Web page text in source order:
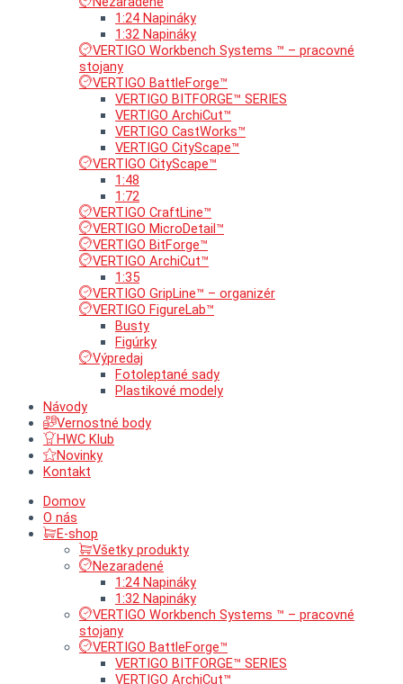
1:24 Napináky
1:32 Napináky
VERTIGO Workbench Systems ™ – pracovné
stojany
VERTIGO BattleForge™
VERTIGO BITFORGE™ SERIES
VERTIGO ArchiCut™
VERTIGO CastWorks™
VERTIGO CityScape™
VERTIGO CityScape™
1:48
1:72
VERTIGO CraftLine™
VERTIGO MicroDetail™
VERTIGO BitForge™
VERTIGO ArchiCut™
1:35
VERTIGO GripLine™ – organizér
VERTIGO FigureLab™
Busty
Figúrky
Výpredaj
Fotoleptané sady
Plastikové modely
Návody
Vernostné body
HWC Klub
Novinky
Kontakt
Domov
O nás
E-shop
Všetky produkty
Nezaradené
1:24 Napináky
1:32 Napináky
VERTIGO Workbench Systems ™ – pracovné
stojany
VERTIGO BattleForge™
VERTIGO BITFORGE™ SERIES
VERTIGO ArchiCut™